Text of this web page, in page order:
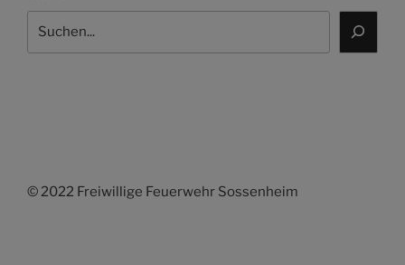
© 2022 Freiwillige Feuerwehr Sossenheim